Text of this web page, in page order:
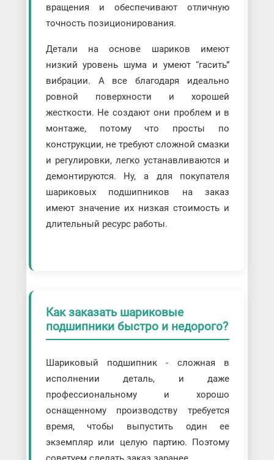
вращения и обеспечивают отличную
точность позиционирования.
Детали на основе шариков имеют
низкий уровень шума и умеют “гасить”
вибрации. А все благодаря идеально
ровной поверхности и хорошей
жесткости. Не создают они проблем и в
монтаже, потому что просты по
конструкции, не требуют сложной смазки
и регулировки, легко устанавливаются и
демонтируются. Ну, а для покупателя
шариковых подшипников на заказ
имеют значение их низкая стоимость и
длительный ресурс работы.
Как заказать шариковые
подшипники быстро и недорого?
Шариковый подшипник - сложная в
исполнении деталь, и даже
профессиональному и хорошо
оснащенному производству требуется
время, чтобы выпустить один ее
экземпляр или целую партию. Поэтому